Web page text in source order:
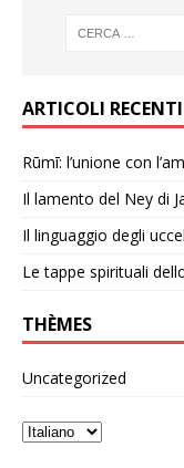
ARTICOLI RECENTI
Rūmī: l’unione con
Il lamento del Ney di
Il linguaggio degli
Le tappe spirituali
THÈMES
Uncategorized